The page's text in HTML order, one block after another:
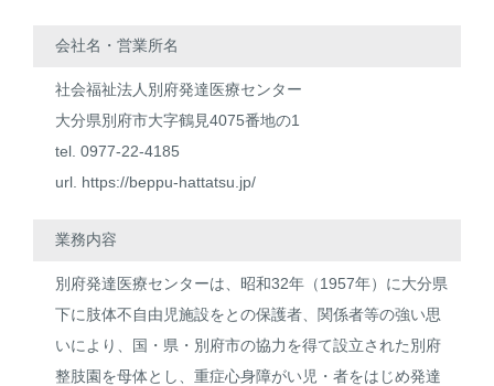
会社名・営業所名
社会福祉法人別府発達医療センター
大分県別府市大字鶴見4075番地の1
tel. 0977-22-4185
url. https://beppu-hattatsu.jp/
業務内容
別府発達医療センターは、昭和32年（1957年）に大分県
下に肢体不自由児施設をとの保護者、関係者等の強い思
いにより、国・県・別府市の協力を得て設立された別府
整肢園を母体とし、重症心身障がい児・者をはじめ発達